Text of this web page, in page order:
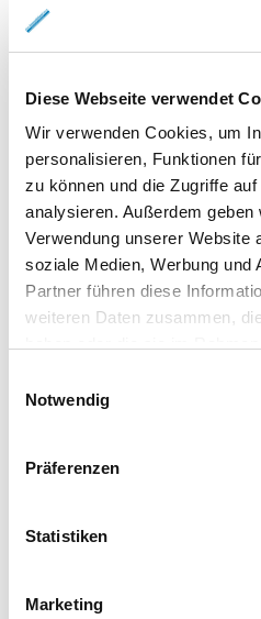
Diese Webseite verwendet
Wir verwenden Cookies, um
personalisieren, Funktionen
zu können und die Zugriffe
analysieren. Außerdem
Verwendung unserer Website
soziale Medien, Werbung und
Partner führen diese
weiteren Daten zusammen,
Notwendig
Präferenzen
Statistiken
Marketing
Komfortable 3-Zi.-
Tiefgaragenstellplatz
Etagenwohnung
92 m²
WOHNFLÄCHE
3
ZIMMER
1.030,- € VERMIETET
Schöne 3-Zimmer-
Terrasse im östlichen
Erdgeschosswohnung
WOHNFLÄCHE